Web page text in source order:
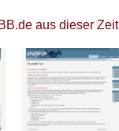
aus dieser Zeit